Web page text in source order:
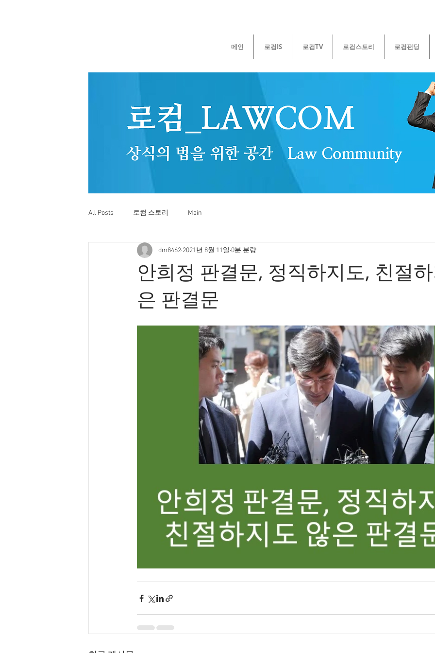
메인 로컴IS 로컴TV 로컴스토리 로컴펀딩
All Posts 로컴 스토리 Main
안희정 판결문, 정직하지도, 친절
은 판결문
dm8462 2021년 8월 11일 0분 분량